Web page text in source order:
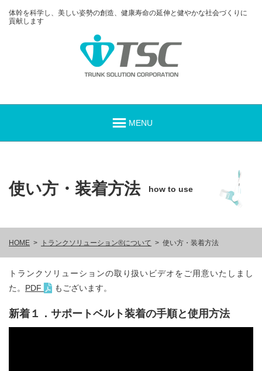
体幹を科学し、美しい姿勢の創造、健康寿命の延伸と健やかな社会づくりに
貢献します
使い方・装着方法 how to use
HOME トランクソリューション®について 使い方・装着方法
トランクソリューションの取り扱いビデオをご用意いたしまし
た。 PDF もございます。
新着１．サポートベルト装着の手順と使用方法